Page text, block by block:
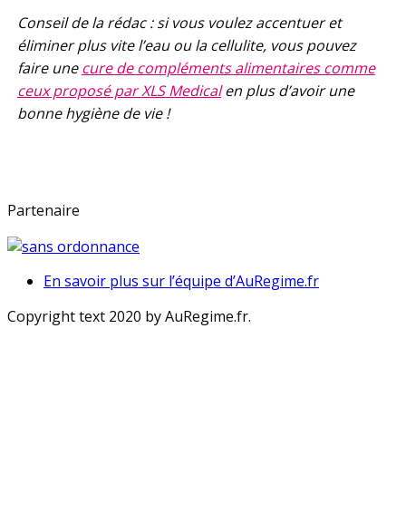
Conseil de la rédac : si vous voulez accentuer et
éliminer plus vite l’eau ou la cellulite, vous pouvez
faire unecure de compléments alimentaires comme
ceux proposé par XLS Medicalen plus d’avoir une
bonne hygiène de vie !
Partenaire
En savoir plus sur l’équipe d’AuRegime.fr
Copyright text 2020 by AuRegime.fr.